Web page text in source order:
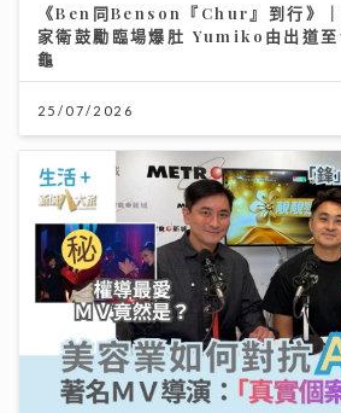
《Ben同Benson『Chur』到行》
家衛鼓勵臨場爆肚 Yumiko由出道至
龜
25/07/2026